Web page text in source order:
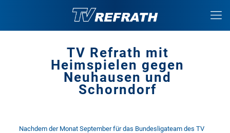
TV Refrath mit
Heimspielen gegen
Neuhausen und
Schorndorf
Nachdem der Monat September für das Bundesligateam des TV